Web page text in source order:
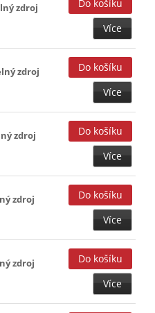
zdroj
Více
zdroj
Více
zdroj
Více
zdroj
Více
zdroj
Více